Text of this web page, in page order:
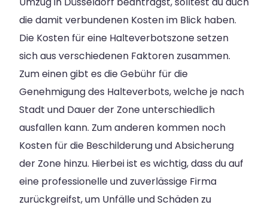
die damit verbundenen Kosten im Blick haben.
Die Kosten für eine Halteverbotszone setzen
sich aus verschiedenen Faktoren zusammen.
Zum einen gibt es die Gebühr für die
Genehmigung des Halteverbots, welche je nach
Stadt und Dauer der Zone unterschiedlich
ausfallen kann. Zum anderen kommen noch
Kosten für die Beschilderung und Absicherung
der Zone hinzu. Hierbei ist es wichtig, dass du auf
eine professionelle und zuverlässige Firma
zurückgreifst, um Unfälle und Schäden zu